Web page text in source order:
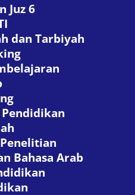
Juz 6
dan Tarbiyah
Bahasa Arab